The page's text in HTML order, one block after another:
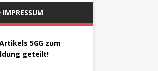
5GG zum
geteilt!